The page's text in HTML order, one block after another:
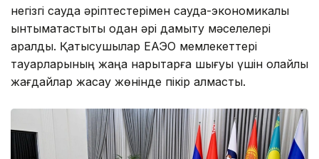
негізгі сауда әріптестерімен сауда-экономикалық
ынтымақтастықты одан әрі дамыту мәселелері
қаралды. Қатысушылар ЕАЭО мемлекеттері
тауарларының жаңа нарықтарға шығуы үшін қолайлы
жағдайлар жасау жөнінде пікір алмасты.